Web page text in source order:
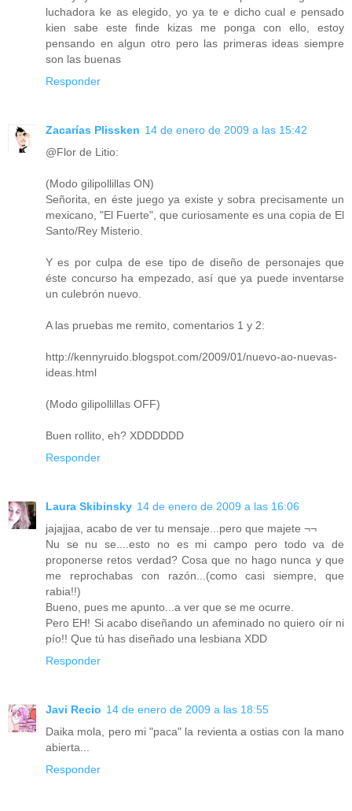
luchadora ke as elegido, yo ya te e dicho cual e pensado
kien sabe este finde kizas me ponga con ello, estoy
pensando en algun otro pero las primeras ideas siempre
son las buenas
Responder
Zacarías Plissken 14 de enero de 2009 a las 15:42
@Flor de Litio:
(Modo gilipollillas ON)
Señorita, en éste juego ya existe y sobra precisamente un
mexicano, "El Fuerte", que curiosamente es una copia de El
Santo/Rey Misterio.
Y es por culpa de ese tipo de diseño de personajes que
éste concurso ha empezado, así que ya puede inventarse
un culebrón nuevo.
A las pruebas me remito, comentarios 1 y 2:
http://kennyruido.blogspot.com/2009/01/nuevo-ao-nuevas-
ideas.html
(Modo gilipollillas OFF)
Buen rollito, eh? XDDDDDD
Responder
Laura Skibinsky 14 de enero de 2009 a las 16:06
jajajjaa, acabo de ver tu mensaje...pero que majete ¬¬
Nu se nu se....esto no es mi campo pero todo va de
proponerse retos verdad? Cosa que no hago nunca y que
me reprochabas con razón...(como casi siempre, que
rabia!!)
Bueno, pues me apunto...a ver que se me ocurre.
Pero EH! Si acabo diseñando un afeminado no quiero oír ni
pío!! Que tú has diseñado una lesbiana XDD
Responder
Javi Recio 14 de enero de 2009 a las 18:55
Daika mola, pero mi "paca" la revienta a ostias con la mano
abierta...
Responder